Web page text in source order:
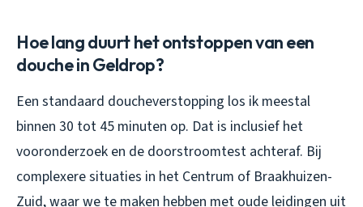
Hoe lang duurt het ontstoppen van een
douche in Geldrop?
Een standaard doucheverstopping los ik meestal
binnen 30 tot 45 minuten op. Dat is inclusief het
vooronderzoek en de doorstroomtest achteraf. Bij
complexere situaties in het Centrum of Braakhuizen-
Zuid, waar we te maken hebben met oude leidingen uit